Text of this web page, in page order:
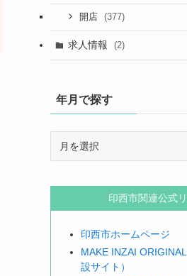
開店 (377)
求人情報 (2)
年月で探す
探
印西市関連公式
印西市ホームページ
MAKE INZAI
設サイト）